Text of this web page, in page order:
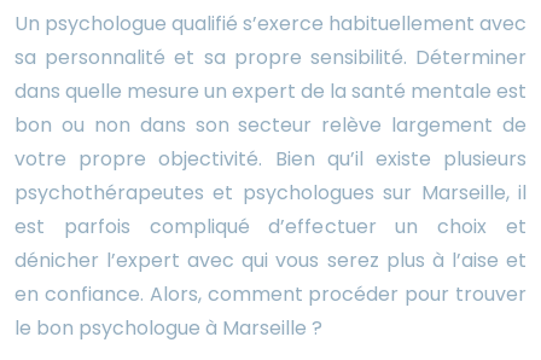
Un psychologue qualifié s’exerce habituellement avec
sa personnalité et sa propre sensibilité. Déterminer
dans quelle mesure un expert de la santé mentale est
bon ou non dans son secteur relève largement de
votre propre objectivité. Bien qu’il existe plusieurs
psychothérapeutes et psychologues sur Marseille, il
est parfois compliqué d’effectuer un choix et
dénicher l’expert avec qui vous serez plus à l’aise et
en confiance. Alors, comment procéder pour trouver
le bon psychologue à Marseille ?